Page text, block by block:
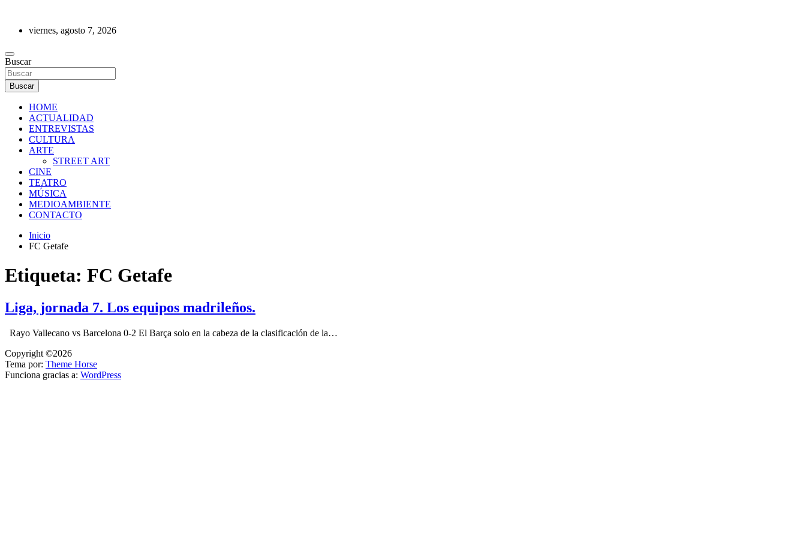
contenidoviernes, agosto 7, 2026
REVISTA DE PRENSA
Buscar
Buscar
HOME
ACTUALIDAD
ENTREVISTAS
CULTURA
ARTE
STREET ART
CINE
TEATRO
MÚSICA
MEDIOAMBIENTE
CONTACTO
Inicio
FC Getafe
Etiqueta: FC Getafe
Liga, jornada 7. Los equipos madrileños.
Rayo Vallecano vs Barcelona 0-2 El Barça solo en la cabeza de la clasificación de la…
Copyright ©2026
Tema por: Theme Horse
Funciona gracias a: WordPress